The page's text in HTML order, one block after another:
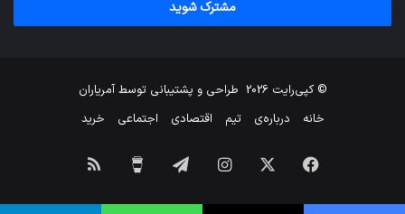
وارد
© کپی‌رایت 2026 طراحی و پشتیبانی توسطآمریاران
خانه
درباره‌ی تیم اقتصادی اجتماعی خرید
فیس
بوک
اینستاگرامتلگرام
من
خوراک